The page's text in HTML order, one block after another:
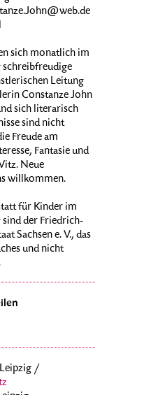
sich monatlich im
schreibfreudige
Leitung
Constanze John
sich literarisch
sind nicht
Freude am
Fantasie und
Neue
willkommen.
für Kinder im
sind der Friedrich-
Sachsen e. V., das
und nicht
/